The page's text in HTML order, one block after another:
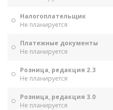
Налогоплательщик
Не планируется
Платежные документы
Не планируется
Розница, редакция 2.3
Не планируется
Розница, редакция 3.0
Не планируется